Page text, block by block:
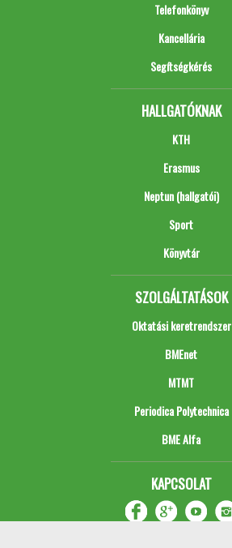
Telefonkönyv
Kancellária
Segítségkérés
HALLGATÓKNAK
KTH
Erasmus
Neptun (hallgatói)
Sport
Könyvtár
SZOLGÁLTATÁSOK
Oktatási keretrendszer
BMEnet
MTMT
Periodica Polytechnica
BME Alfa
KAPCSOLAT